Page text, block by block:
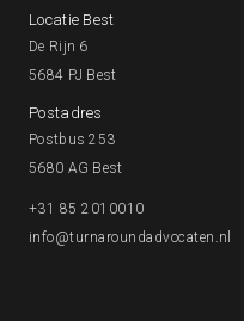
Locatie Best
De Rijn 6
5684 PJ Best
Postadres
Postbus 253
5680 AG Best
+31 85 2010010
info@turnaroundadvocaten.nl